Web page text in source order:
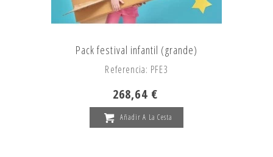
Pack festival infantil (grande)
Referencia: PFE3
268,64 €
Añadir A La Cesta